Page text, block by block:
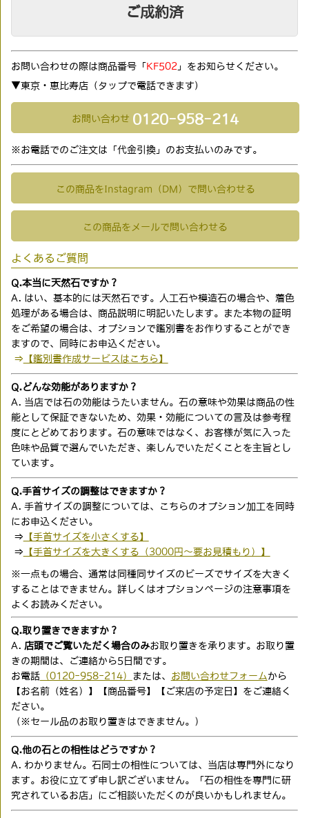
ご成約済
お問い合わせの際は商品番号「 KF502 」をお知らせください。
▼東京・恵比寿店（タップで電話できます)
お問い合わせ 0120-958-214
※お電話でのご注文は「代金引換」のお支払いのみです。
この商品をInstagram（DM）で問い合わせる
この商品をメールで問い合わせる
よくあるご質問
Q.本当に天然石ですか？
A. はい、基本的には天然石です。人工石や模造石の場合や、着色
処理がある場合は、商品説明に明記いたします。また本物の証明
をご希望の場合は、オプションで鑑別書をお作りすることができ
ますので、同時にお申込ください。
⇒ 【鑑別書作成サービスはこちら】
Q.どんな効能がありますか？
A. 当店では石の効能はうたいません。石の意味や効果は商品の性
能として保証できないため、効果・効能についての言及は参考程
度にとどめております。石の意味ではなく、お客様が気に入った
色味や品質で選んでいただき、楽しんでいただくことを主旨とし
ています。
Q.手首サイズの調整はできますか？
A. 手首サイズの調整については、こちらのオプション加工を同時
にお申込ください。
⇒ 【手首サイズを小さくする】
⇒ 【手首サイズを大きくする（3000円〜要お見積もり）】
※一点もの場合、通常は同種同サイズのビーズでサイズを大きく
することはできません。詳しくはオプションページの注意事項を
よくお読みください。
Q.取り置きできますか？
A. 店頭でご覧いただく場合のみお取り置きを承ります。お取り置
きの期間は、ご連絡から5日間です。
お電話（0120-958-214） または、 お問い合わせフォーム から
【お名前（姓名）】【商品番号】【ご来店の予定日】をご連絡く
ださい。
（※セール品のお取り置きはできません。）
Q.他の石との相性はどうですか？
A. わかりません。石同士の相性については、当店は専門外になり
ます。お役に立てず申し訳ございません。「石の相性を専門に研
究されているお店」にご相談いただくのが良いかもしれません。